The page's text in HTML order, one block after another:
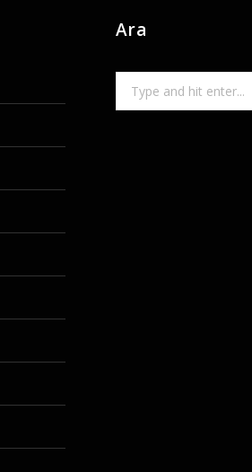
Ara
for: